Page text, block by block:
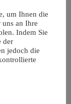
um Ihnen die
an Ihre
Indem Sie
der
jedoch die